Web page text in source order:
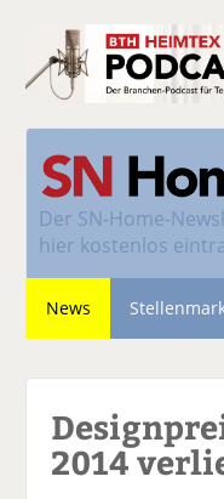
Der SN-Home-
hier kostenlos
News
2014